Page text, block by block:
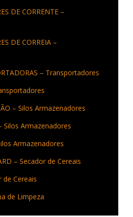
DE CORRENTE –
DE CORREIA –
– Transportadores
– Silos Armazenadores
Silos Armazenadores
Armazenadores
– Secador de Cereais
de Cereais
de Limpeza